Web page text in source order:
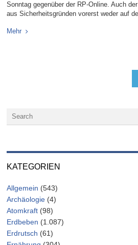
Sonntag gegenüber der RP-Online. Auch
aus Sicherheitsgründen vorerst weder auf
Mehr
KATEGORIEN
Allgemein (543)
Archäologie (4)
Atomkraft (98)
Erdbeben (1.087)
Erdrutsch (61)